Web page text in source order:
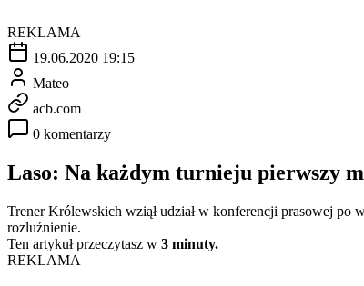
REKLAMA
19.06.2020 19:15
Mateo
acb.com
0 komentarzy
Laso: Na każdym turnieju pierwszy
Trener Królewskich wziął udział w konferencji prasowej po
rozluźnienie.
Ten artykuł przeczytasz w 3 minuty.
REKLAMA